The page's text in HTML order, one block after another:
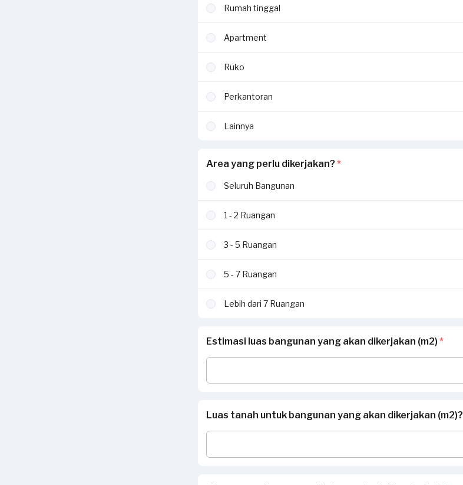
Rumah tinggal
Apartment
Ruko
Perkantoran
Lainnya
Area yang perlu dikerjakan? *
Seluruh Bangunan
1 - 2 Ruangan
3 - 5 Ruangan
5 - 7 Ruangan
Lebih dari 7 Ruangan
Estimasi luas bangunan yang akan dikerjakan (m2) *
Luas tanah untuk bangunan yang akan dikerjakan (m2)?